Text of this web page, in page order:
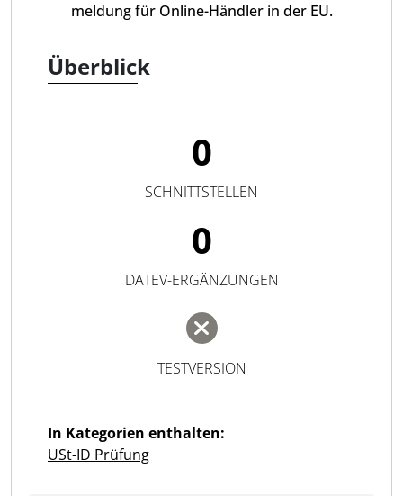
meldung für Online-Händler in der EU.
Überblick
0
SCHNITTSTELLEN
0
DATEV-ERGÄNZUNGEN
TESTVERSION
In Kategorien enthalten:
USt-ID Prüfung